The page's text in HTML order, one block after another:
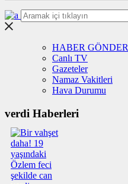
HABER GÖNDER
Canlı TV
Gazeteler
Namaz Vakitleri
Hava Durumu
verdi Haberleri